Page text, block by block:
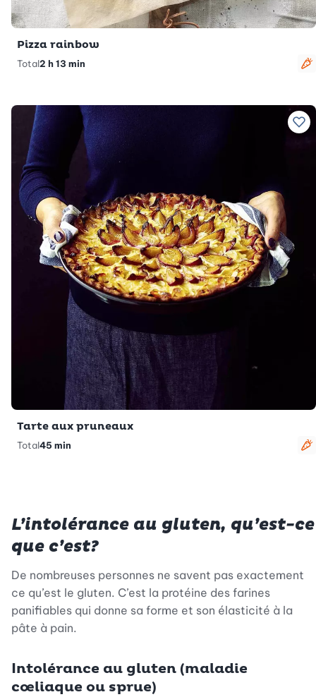
Pizza rainbow
Total2 h 13 min
Tarte aux pruneaux
Total45 min
L’intolérance au gluten, qu’est-ce
que c’est?
De nombreuses personnes ne savent pas exactement
ce qu’est le gluten. C’est la protéine des farines
panifiables qui donne sa forme et son élasticité à la
pâte à pain.
Intolérance au gluten (maladie
cœliaque ou sprue)